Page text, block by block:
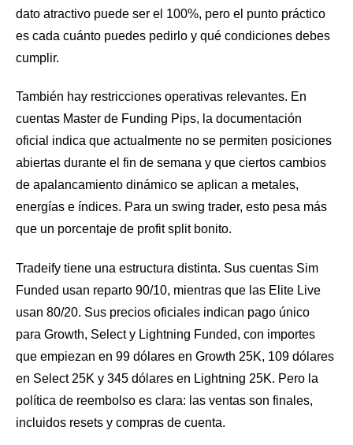
dato atractivo puede ser el 100%, pero el punto práctico
es cada cuánto puedes pedirlo y qué condiciones debes
cumplir.
También hay restricciones operativas relevantes. En
cuentas Master de Funding Pips, la documentación
oficial indica que actualmente no se permiten posiciones
abiertas durante el fin de semana y que ciertos cambios
de apalancamiento dinámico se aplican a metales,
energías e índices. Para un swing trader, esto pesa más
que un porcentaje de profit split bonito.
Tradeify tiene una estructura distinta. Sus cuentas Sim
Funded usan reparto 90/10, mientras que las Elite Live
usan 80/20. Sus precios oficiales indican pago único
para Growth, Select y Lightning Funded, con importes
que empiezan en 99 dólares en Growth 25K, 109 dólares
en Select 25K y 345 dólares en Lightning 25K. Pero la
política de reembolso es clara: las ventas son finales,
incluidos resets y compras de cuenta.